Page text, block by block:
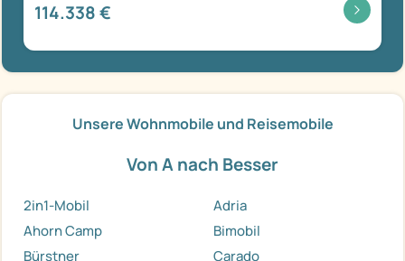
114.338 €
Unsere Wohnmobile und Reisemobile
Von A nach Besser
2in1-Mobil
Adria
Ahorn Camp
Bimobil
Bürstner
Carado